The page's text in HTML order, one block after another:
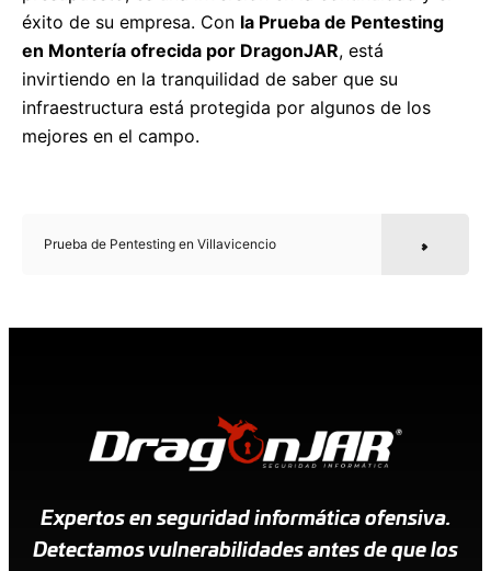
éxito de su empresa. Con la Prueba de Pentesting
en Montería ofrecida por DragonJAR, está
invirtiendo en la tranquilidad de saber que su
infraestructura está protegida por algunos de los
mejores en el campo.
Prueba de Pentesting en Villavicencio
Expertos en seguridad informática ofensiva.
Detectamos vulnerabilidades antes de que los